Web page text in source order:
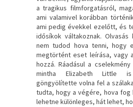
a tragikus filmforgatásról,
ami valamivel korábban
ami pedig évekkel ezelőtt, és
idősíkok váltakoznak. Olvasás
nem tudod hova tenni, hogy
megtörtént eset leírása, vagy
hozzá. Ráadásul a
mintha Elizabeth Little
göngyölítette volna fel a
tudta, hogy a végére, hova fog
lehetne különleges, hát lehet,